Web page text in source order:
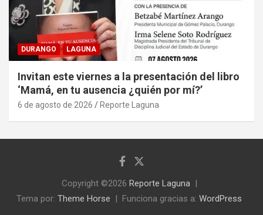
DURANGO LAGUNA
Invitan este viernes a la presentación del libro
‘Mamá, en tu ausencia ¿quién por mí?’
6 de agosto de 2026 Reporte Laguna
Copyright ©2026 Reporte Laguna
Tema por: Theme Horse Funciona gracias a: WordPress